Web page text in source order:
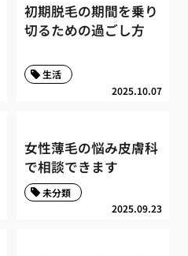
初期脱毛の期間を乗り
切るための過ごし方
2025.10.07
生活
女性薄毛の悩み皮膚科
で相談できます
2025.09.23
未分類